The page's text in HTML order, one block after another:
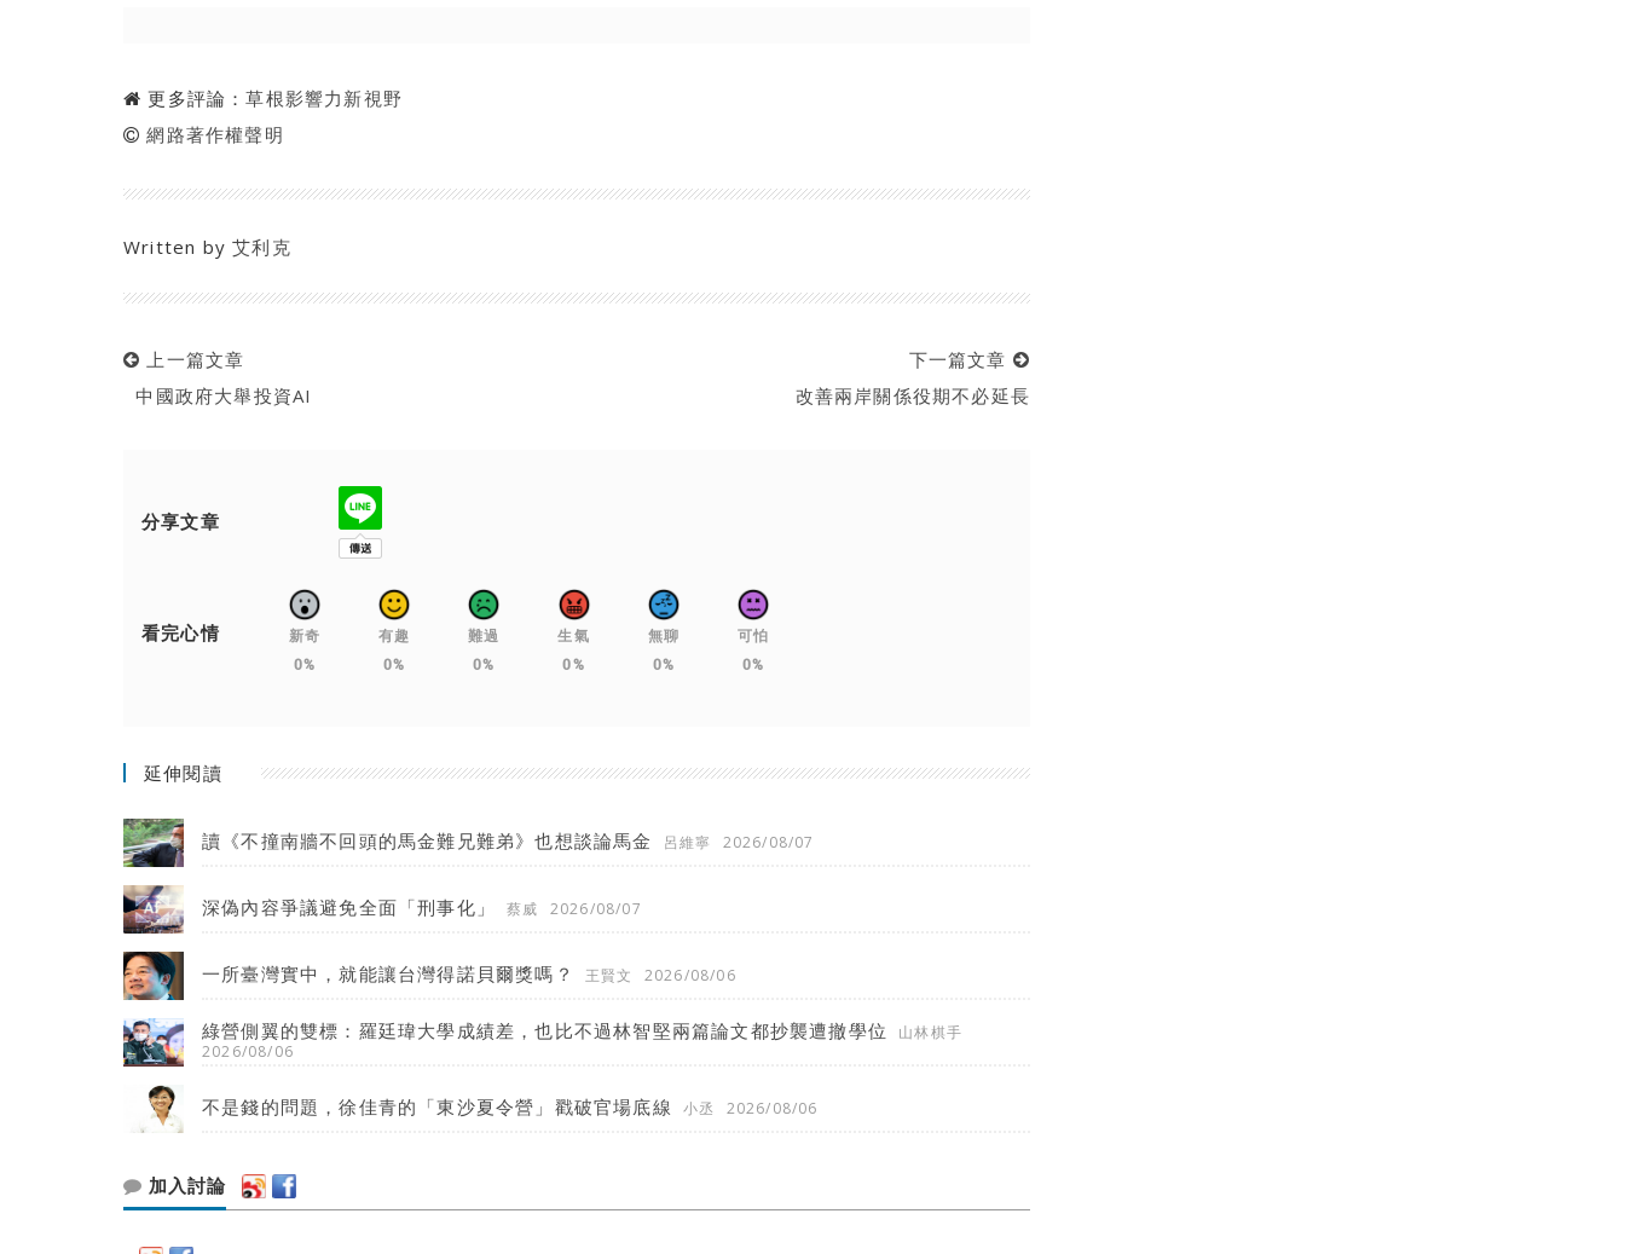
更多評論：草根影響力新視野
網路著作權聲明
Written by艾利克
上一篇文章
中國政府大舉投資AI
下一篇文章
改善兩岸關係役期不必延長
分享文章
看完心情
新奇
0%
有趣
0%
難過
0%
生氣
0%
無聊
0%
可怕
0%
延伸閱讀
讀《不撞南牆不回頭的馬金難兄難弟》也想談論馬金 呂維寧 2026/08/07
深偽內容爭議避免全面「刑事化」 蔡威 2026/08/07
一所臺灣實中，就能讓台灣得諾貝爾獎嗎？ 王賢文 2026/08/06
綠營側翼的雙標：羅廷瑋大學成績差，也比不過林智堅兩篇論文都抄襲遭撤學位
山林棋手
2026/08/06
不是錢的問題，徐佳青的「東沙夏令營」戳破官場底線 小丞 2026/08/06
加入討論